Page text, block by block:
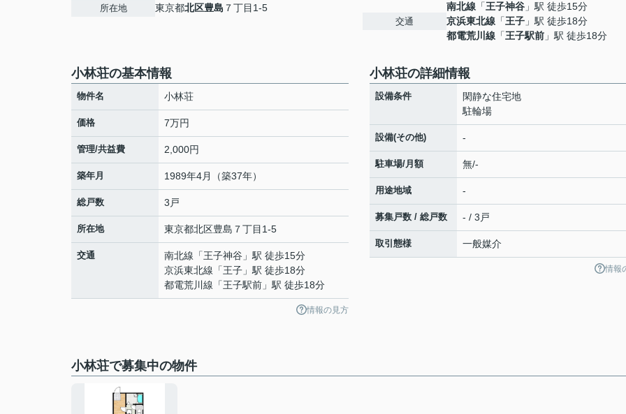
所在地 東京都北区豊島 ７丁目1-5
交通
南北線 「王子神谷 」駅 徒歩15分
京浜東北線 「王子 」駅 徒歩18分
都電荒川線 「王子駅前 」駅 徒歩18分
小林荘の基本情報
物件名 小林荘
価格 7万円
管理/共益費 2,000円
築年月 1989年4月（築37年）
総戸数 3戸
所在地 東京都北区豊島 ７丁目1-5
交通 南北線 「王子神谷 」駅 徒歩15分
京浜東北線 「王子 」駅 徒歩18分
都電荒川線 「王子駅前 」駅 徒歩18分
情報の見方
小林荘の詳細情報
設備条件
閑静な住宅地
駐輪場
設備(その他) -
駐車場/月額 無/-
用途地域 -
募集戸数 / 総戸数 - / 3戸
取引態様 一般媒介
情報
小林荘で募集中の物件